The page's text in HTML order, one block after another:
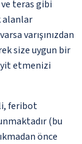
teras gibi
alanlar
varışınızdan
size uygun bir
etmenizi
feribot
(bu
önce